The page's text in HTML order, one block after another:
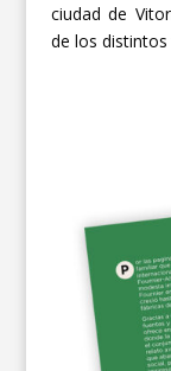
ciudad de
de los